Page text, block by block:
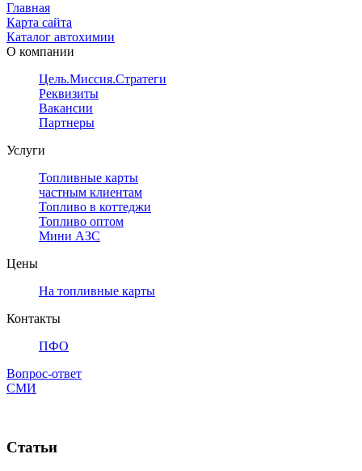
Главная
Карта сайта
Каталог автохимии
О компании
Цель.Миссия.Стратегия.
Реквизиты
Вакансии
Партнеры
Услуги
Топливные карты
частным клиентам
Топливо в коттеджи
Топливо оптом
Мини АЗС
Цены
На топливные карты
Контакты
ПФО
Вопрос-ответ
СМИ
Статьи